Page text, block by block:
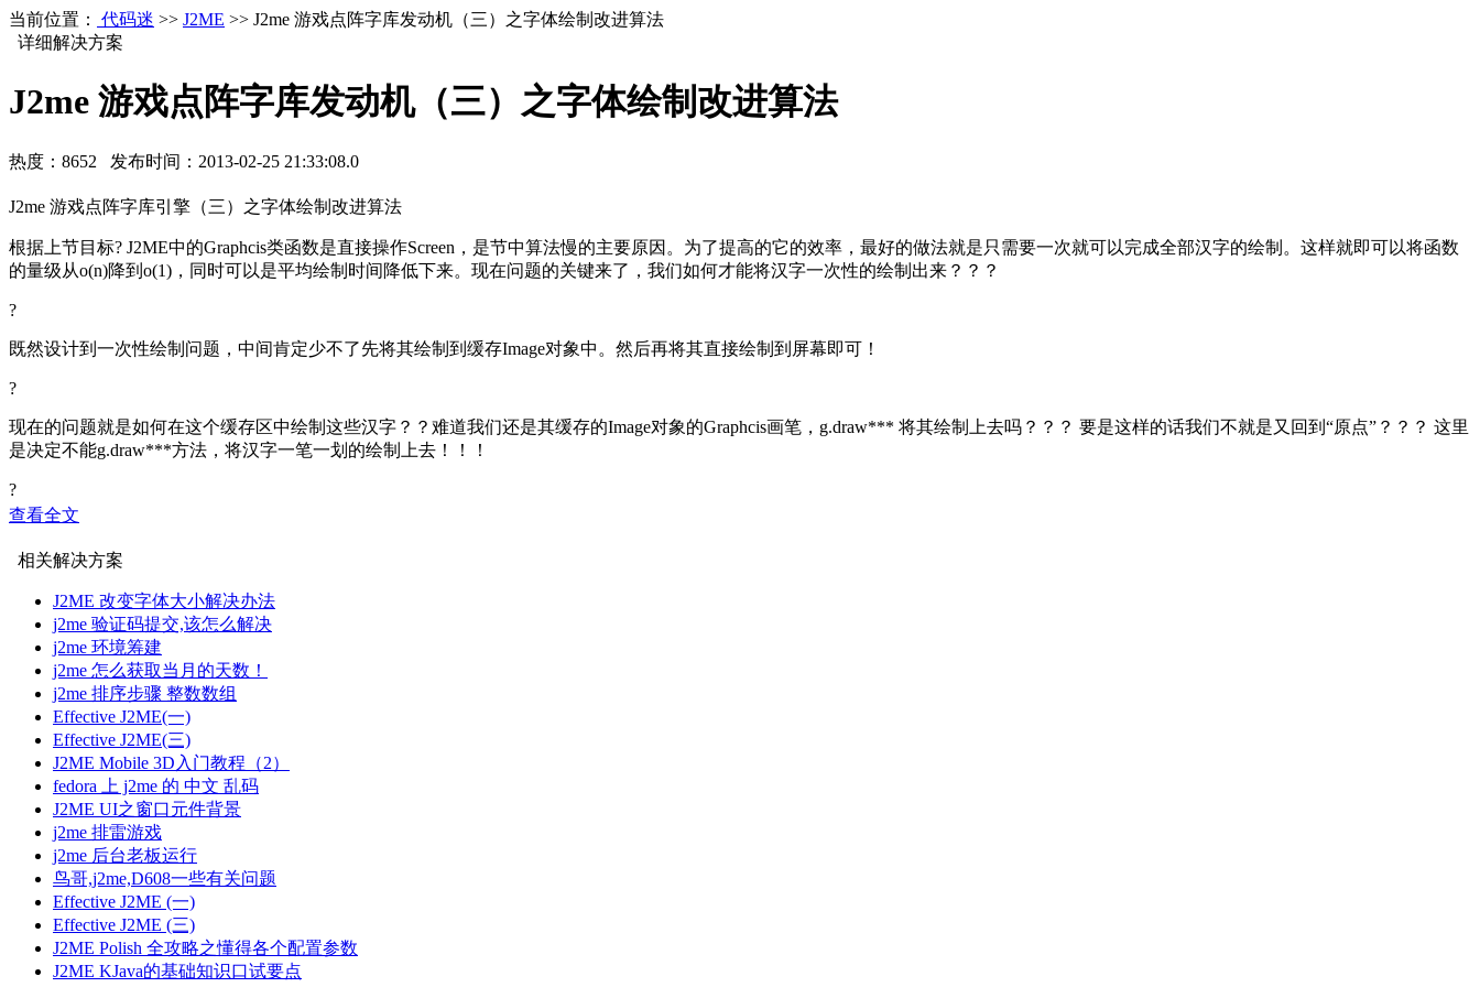
当前位置： 代码迷 >> J2ME >> J2me 游戏点阵字库发动机（三）之字体绘制改进算法
详细解决方案
J2me 游戏点阵字库发动机（三）之字体绘制改进算法
热度： 8652 发布时间： 2013-02-25 21:33:08.0
J2me 游戏点阵字库引擎（三）之字体绘制改进算法
根据上节目标? J2ME中的Graphcis类函数是直接操作Screen，是节中算法慢的主要原因。为了提高的它的效率，最好的做法就是只需要一次就可以完成全部汉字的绘制。这样就即可以将函数
的量级从o(n)降到o(1)，同时可以是平均绘制时间降低下来。现在问题的关键来了，我们如何才能将汉字一次性的绘制出来？？？
?
既然设计到一次性绘制问题，中间肯定少不了先将其绘制到缓存Image对象中。然后再将其直接绘制到屏幕即可！
?
现在的问题就是如何在这个缓存区中绘制这些汉字？？难道我们还是其缓存的Image对象的Graphcis画笔，g.draw*** 将其绘制上去吗？？？ 要是这样的话我们不就是又回到“原点”？？？ 这里
是决定不能g.draw***方法，将汉字一笔一划的绘制上去！！！
?
现在我们真的需要换一个思路！！！
我现在换一种问法， 我们真的没有办法将我们的汉字字形直接映射到Image对象上吗？？
我们还是先看看J2ME的关于Graphics?类的api文档！！ 在其中我找到这个函数！！
我们可以现将字形映射到数组吗？？最后调用这个函数绘制出来吗？？
当然可以，代码如下！！
查看全文
相关解决方案
J2ME 改变字体大小解决办法
j2me 验证码提交,该怎么解决
j2me 环境筹建
j2me 怎么获取当月的天数！
j2me 排序步骤 整数数组
Effective J2ME(一)
Effective J2ME(三)
J2ME Mobile 3D入门教程（2）
fedora 上 j2me 的 中文 乱码
J2ME UI之窗口元件背景
j2me 排雷游戏
j2me 后台老板运行
鸟哥,j2me,D608一些有关问题
Effective J2ME (一)
Effective J2ME (三)
J2ME Polish 全攻略之懂得各个配置参数
J2ME KJava的基础知识口试要点